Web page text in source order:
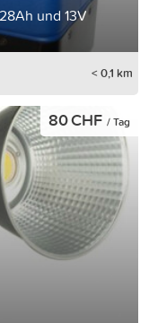
und 13V
< 0,1 km
80 CHF / Tag